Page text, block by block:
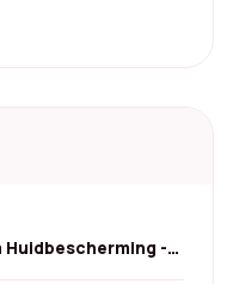
Huidbescherming -